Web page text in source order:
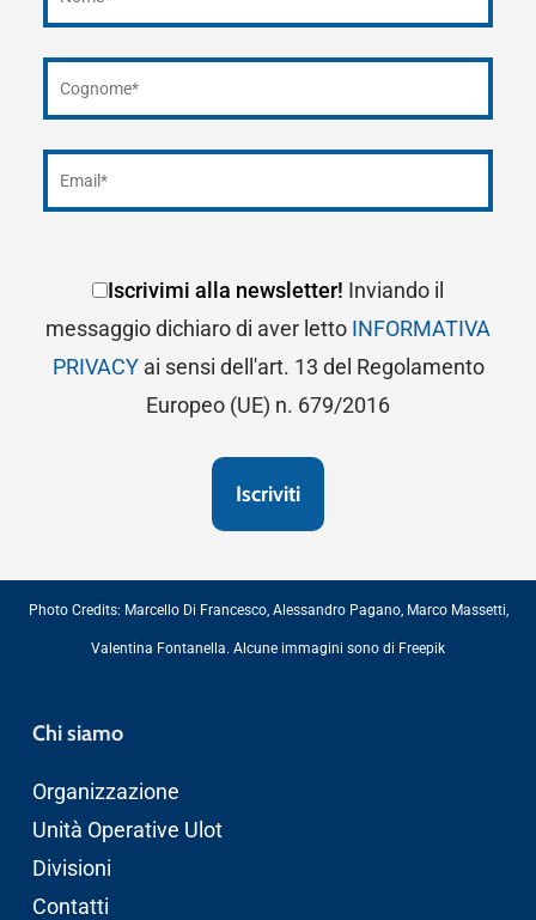
Iscrivimi alla newsletter! Inviando il
messaggio dichiaro di aver letto INFORMATIVA
PRIVACYai sensi dell'art. 13 del Regolamento
Europeo (UE) n. 679/2016
Photo Credits: Marcello Di Francesco, Alessandro Pagano, Marco Massetti,
Valentina Fontanella. Alcune immagini sono di Freepik
Chi siamo
Organizzazione
Unità Operative Ulot
Divisioni
Contatti